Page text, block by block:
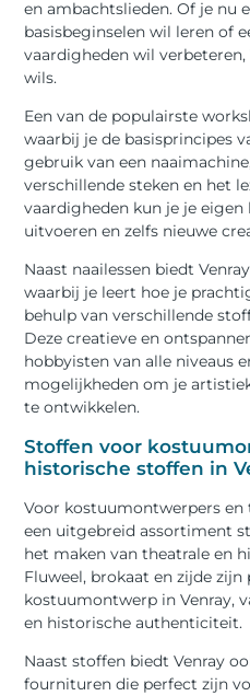
en ambachtslieden. Of je nu
basisbeginselen wil leren of
vaardigheden wil
wils.
Een van de populairste
waarbij je de basisprincipes
gebruik van een
verschillende steken en het
vaardigheden kun je je
uitvoeren en zelfs nieuwe
Naast naailessen biedt
waarbij je leert hoe je
behulp van verschillende
Deze creatieve en
hobbyisten van alle niveaus
mogelijkheden om je
te ontwikkelen.
Stoffen voor
historische stoffen in
Voor kostuumontwerpers en
een uitgebreid assortiment
het maken van theatrale en
Fluweel, brokaat en zijde zijn
kostuumontwerp in Venray,
en historische authenticiteit.
Naast stoffen biedt Venray
fournituren die perfect zijn